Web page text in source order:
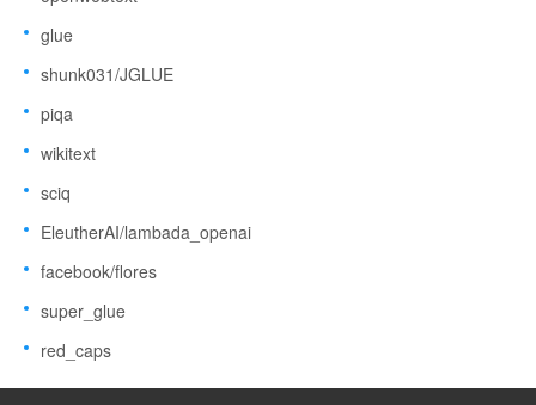
glue
shunk031/JGLUE
piqa
wikitext
sciq
EleutherAI/lambada_openai
facebook/flores
super_glue
red_caps